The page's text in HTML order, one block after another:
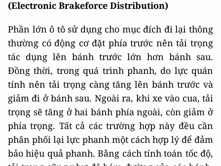
(Electronic Brakeforce Distribution)
Phần lớn ô tô sử dụng cho mục đích đi lại thông
thường có động cơ đặt phía trước nên tải trọng
tác dụng lên bánh trước lớn hơn bánh sau.
Đồng thời, trong quá trình phanh, do lực quán
tính nên tải trọng càng tăng lên bánh trước và
giảm đi ở bánh sau. Ngoài ra, khi xe vào cua, tải
trọng sẽ tăng ở hai bánh phía ngoài, còn giảm ở
phía trọng. Tất cả các trường hợp này đều cần
phân phối lại lực phanh một cách hợp lý để đảm
bảo hiệu quả phanh. Bằng cách tính toán tốc độ,